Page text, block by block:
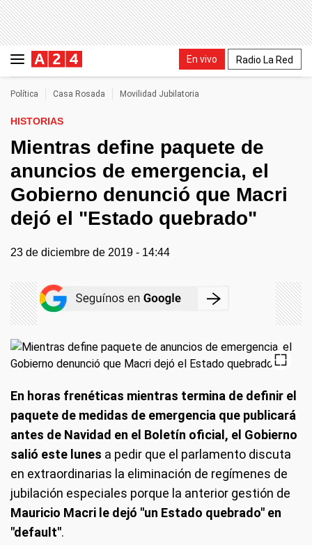
En vivo Radio La Red
Política Casa Rosada Movilidad Jubilatoria
HISTORIAS
Mientras define paquete de
anuncios de emergencia, el
Gobierno denunció que Macri
dejó el "Estado quebrado"
23 de diciembre de 2019 - 14:44
En horas frenéticas mientras termina de definir el
paquete de medidas de emergencia que publicará
antes de Navidad en el Boletín oficial, el Gobierno
salió este lunes a pedir que el parlamento discuta
en extraordinarias la eliminación de regímenes de
jubilación especiales porque la anterior gestión de
Mauricio Macri le dejó "un Estado quebrado" en
"default".